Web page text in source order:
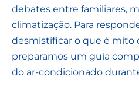
debates entre familiares,
climatização. Para
desmistificar o que é mito
preparamos um guia
do ar-condicionado